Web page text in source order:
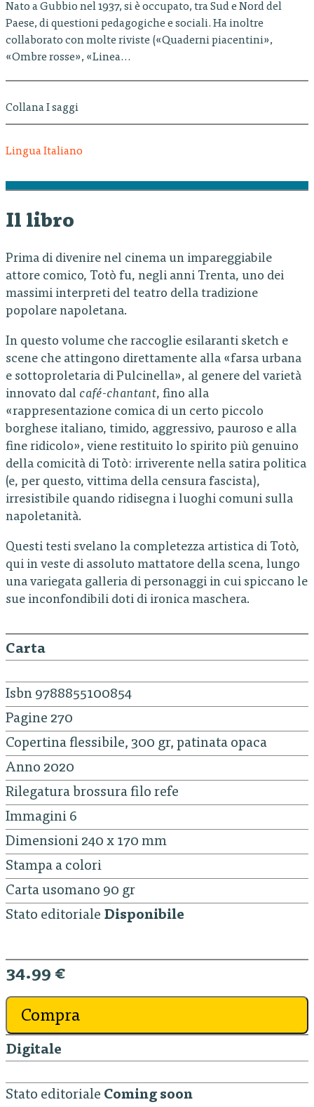
Nato a Gubbio nel 1937, si è occupato, tra Sud e Nord del
Paese, di questioni pedagogiche e sociali. Ha inoltre
collaborato con molte riviste («Quaderni piacentini»,
«Ombre rosse», «Linea…
Collana I saggi
Lingua Italiano
Il libro
Prima di divenire nel cinema un impareggiabile
attore comico, Totò fu, negli anni Trenta, uno dei
massimi interpreti del teatro della tradizione
popolare napoletana.
In questo volume che raccoglie esilaranti sketch e
scene che attingono direttamente alla «farsa urbana
e sottoproletaria di Pulcinella», al genere del varietà
innovato dal café-chantant, fino alla
«rappresentazione comica di un certo piccolo
borghese italiano, timido, aggressivo, pauroso e alla
fine ridicolo», viene restituito lo spirito più genuino
della comicità di Totò: irriverente nella satira politica
(e, per questo, vittima della censura fascista),
irresistibile quando ridisegna i luoghi comuni sulla
napoletanità.
Questi testi svelano la completezza artistica di Totò,
qui in veste di assoluto mattatore della scena, lungo
una variegata galleria di personaggi in cui spiccano le
sue inconfondibili doti di ironica maschera.
Carta
Isbn 9788855100854
Pagine 270
Copertina flessibile, 300 gr, patinata opaca
Anno 2020
Rilegatura brossura filo refe
Immagini 6
Dimensioni 240 x 170 mm
Stampa a colori
Carta usomano 90 gr
Stato editoriale Disponibile
34.99 €
Compra
Digitale
Stato editoriale Coming soon